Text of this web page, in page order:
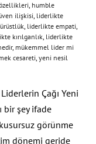
, humble
ilişkisi, liderlikte
, liderlikte empati,
kırılganlık, liderlikte
, mükemmel lider mi
cesareti, yeni nesil
Liderlerin Çağı Yeni
bir şey ifade
görünme
dönemi geride